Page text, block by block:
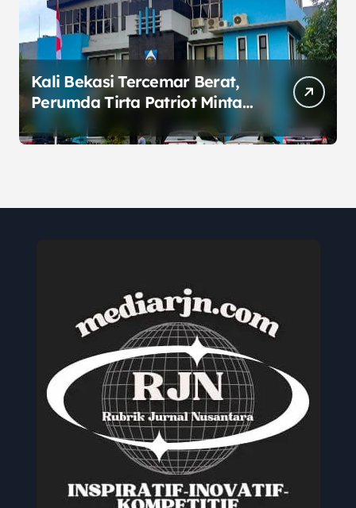
Kali Bekasi Tercemar Berat,
Perumda Tirta Patriot Minta
Maaf atas Penurunan Kualitas
Air